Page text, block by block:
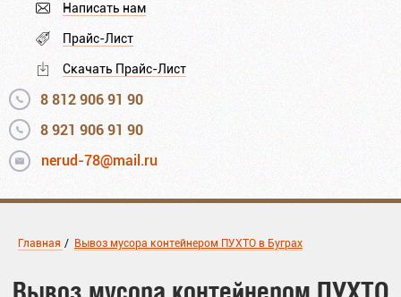
Написать нам
Прайс-Лист
Скачать Прайс-Лист
8 812 906 91 90
8 921 906 91 90
nerud-78@mail.ru
Главная / Вывоз мусора контейнером ПУХТО в Буграх
Вывоз мусора контейнером ПУХТО